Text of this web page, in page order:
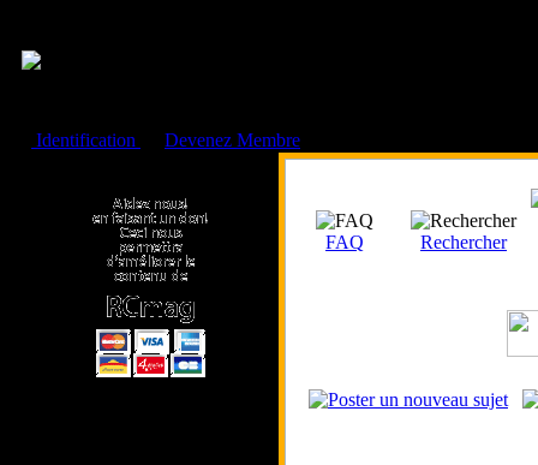
Identification
Devenez Membre
FAQ Rechercher